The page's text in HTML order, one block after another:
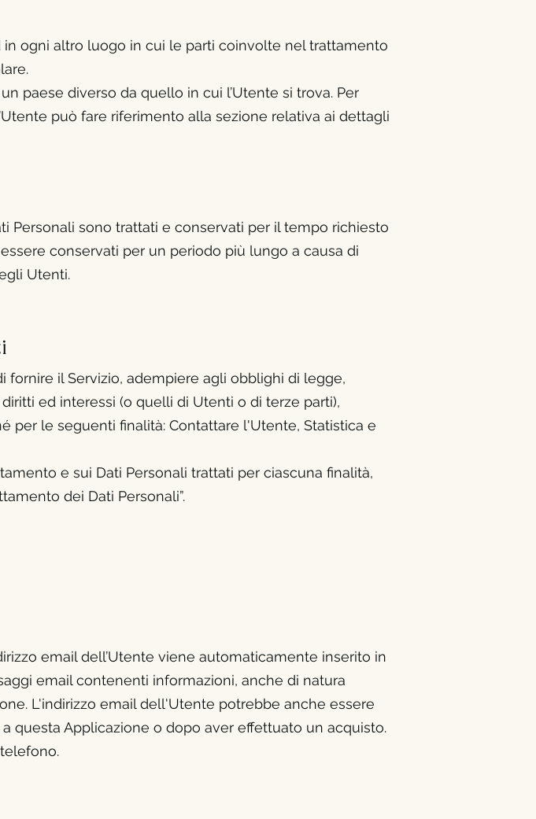
ogni altro luogo in cui le parti coinvolte nel trattamento
paese diverso da quello in cui l’Utente si trova. Per
può fare riferimento alla sezione relativa ai dettagli
Personali sono trattati e conservati per il tempo richiesto
essere conservati per un periodo più lungo a causa di
Utenti.
fornire il Servizio, adempiere agli obblighi di legge,
ed interessi (o quelli di Utenti o di terze parti),
per le seguenti finalità: Contattare l'Utente, Statistica e
e sui Dati Personali trattati per ciascuna finalità,
dei Dati Personali”.
email dell’Utente viene automaticamente inserito in
email contenenti informazioni, anche di natura
L'indirizzo email dell'Utente potrebbe anche essere
questa Applicazione o dopo aver effettuato un acquisto.